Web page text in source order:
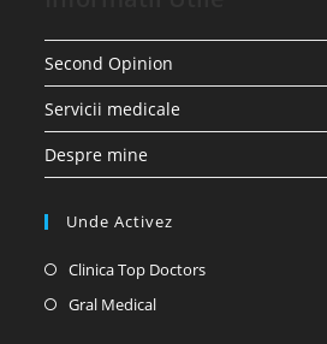
Second Opinion
Servicii medicale
Despre mine
Unde Activez
Clinica Top DoctorsOpens
Gral MedicalOpens